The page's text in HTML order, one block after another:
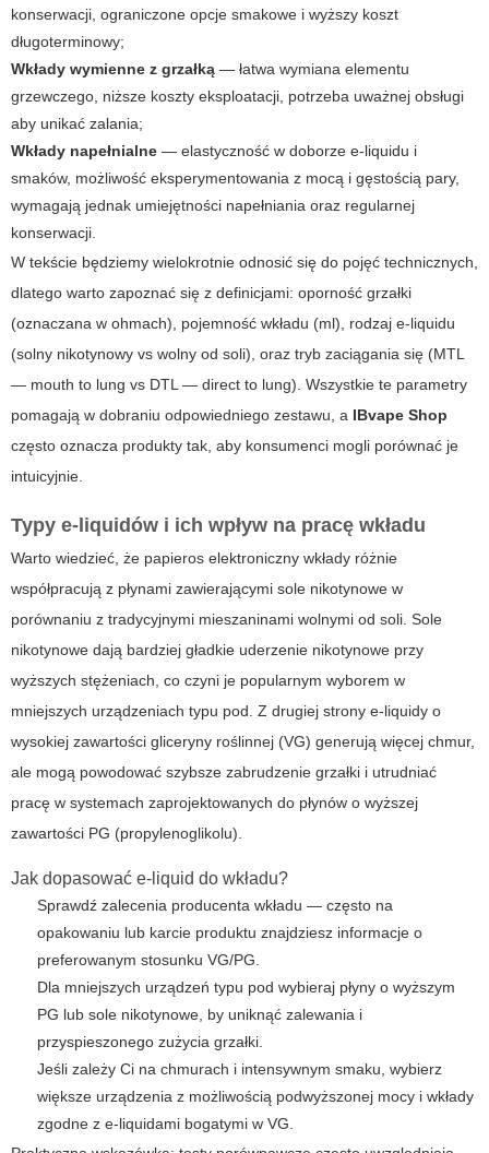
konserwacji, ograniczone opcje smakowe i wyższy koszt
długoterminowy;
Wkłady wymienne z grzałką — łatwa wymiana elementu
grzewczego, niższe koszty eksploatacji, potrzeba uważnej obsługi
aby unikać zalania;
Wkłady napełnialne — elastyczność w doborze e-liquidu i
smaków, możliwość eksperymentowania z mocą i gęstością pary,
wymagają jednak umiejętności napełniania oraz regularnej
konserwacji.
W tekście będziemy wielokrotnie odnosić się do pojęć technicznych,
dlatego warto zapoznać się z definicjami: oporność grzałki
(oznaczana w ohmach), pojemność wkładu (ml), rodzaj e-liquidu
(solny nikotynowy vs wolny od soli), oraz tryb zaciągania się (MTL
— mouth to lung vs DTL — direct to lung). Wszystkie te parametry
pomagają w dobraniu odpowiedniego zestawu, a IBvape Shop
często oznacza produkty tak, aby konsumenci mogli porównać je
intuicyjnie.
Typy e-liquidów i ich wpływ na pracę wkładu
Warto wiedzieć, że papieros elektroniczny wkłady różnie
współpracują z płynami zawierającymi sole nikotynowe w
porównaniu z tradycyjnymi mieszaninami wolnymi od soli. Sole
nikotynowe dają bardziej gładkie uderzenie nikotynowe przy
wyższych stężeniach, co czyni je popularnym wyborem w
mniejszych urządzeniach typu pod. Z drugiej strony e-liquidy o
wysokiej zawartości gliceryny roślinnej (VG) generują więcej chmur,
ale mogą powodować szybsze zabrudzenie grzałki i utrudniać
pracę w systemach zaprojektowanych do płynów o wyższej
zawartości PG (propylenoglikolu).
Jak dopasować e-liquid do wkładu?
Sprawdź zalecenia producenta wkładu — często na
opakowaniu lub karcie produktu znajdziesz informacje o
preferowanym stosunku VG/PG.
Dla mniejszych urządzeń typu pod wybieraj płyny o wyższym
PG lub sole nikotynowe, by uniknąć zalewania i
przyspieszonego zużycia grzałki.
Jeśli zależy Ci na chmurach i intensywnym smaku, wybierz
większe urządzenia z możliwością podwyższonej mocy i wkłady
zgodne z e-liquidami bogatymi w VG.